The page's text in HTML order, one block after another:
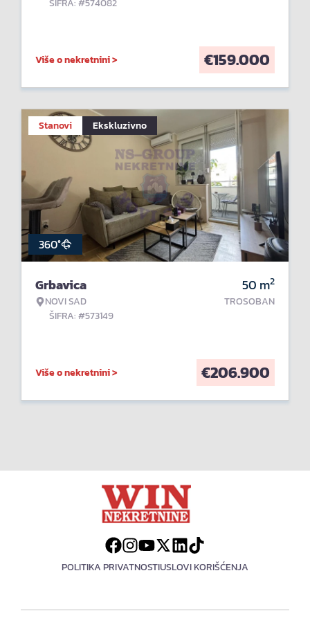
ŠIFRA: #574082
Više o nekretnini > €159.000
Stanovi Ekskluzivno
360°
Grbavica
NOVI SAD
ŠIFRA: #573149
50 m2
TROSOBAN
Više o nekretnini > €206.900
POLITIKA PRIVATNOSTIUSLOVI KORIŠĆENJA